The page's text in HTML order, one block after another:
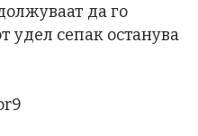
да го
удел сепак останува